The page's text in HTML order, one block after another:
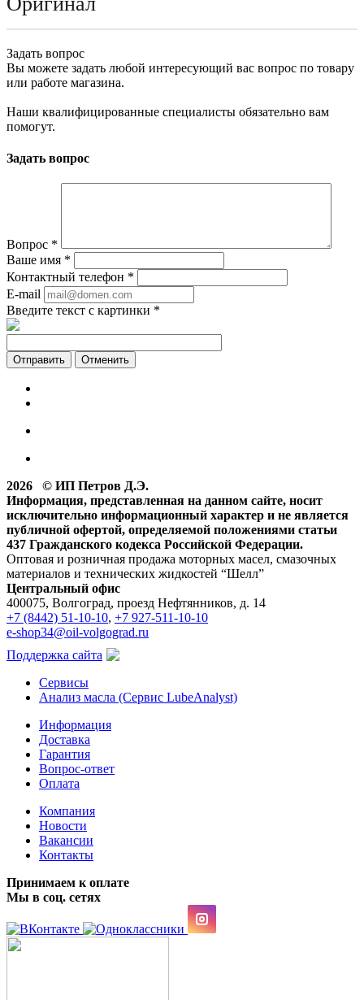
Задать вопрос
Вы можете задать любой интересующий вас вопрос по товару
или работе магазина.
Наши квалифицированные специалисты обязательно вам
помогут.
Задать вопрос
Вопрос *
Ваше имя *
Контактный телефон *
E-mail
Введите текст с картинки *
Отменить
2026 © ИП Петров Д.Э.
Информация, представленная на данном сайте, носит
исключительно информационный характер и не является
публичной офертой, определяемой положениями статьи
437 Гражданского кодекса Российской Федерации.
Оптовая и розничная продажа моторных масел, смазочных
материалов и технических жидкостей “Шелл”
Центральный офис
400075, Волгоград, проезд Нефтянников, д. 14
+7 (8442) 51-10-10, +7 927-511-10-10
e-shop34@oil-volgograd.ru
Поддержка сайта
Сервисы
Анализ масла (Сервис LubeAnalyst)
Информация
Доставка
Гарантия
Вопрос-ответ
Оплата
Компания
Новости
Вакансии
Контакты
Принимаем к оплате
Мы в соц. сетях